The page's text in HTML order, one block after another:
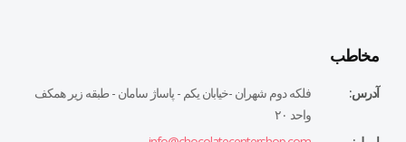
مخاطب
آدرس:
فلكه دوم شهران -خيابان يكم - پاساژ سامان - طبقه زير همكف
واحد ٢٠